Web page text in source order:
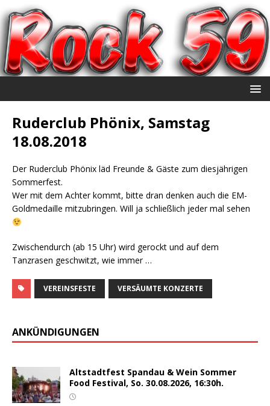
Ruderclub Phönix, Samstag
18.08.2018
Der Ruderclub Phönix läd Freunde & Gäste zum diesjährigen
Sommerfest.
Wer mit dem Achter kommt, bitte dran denken auch die EM-
Goldmedaille mitzubringen. Will ja schließlich jeder mal sehen
Zwischendurch (ab 15 Uhr) wird gerockt und auf dem
Tanzrasen geschwitzt, wie immer …
VEREINSFESTE VERSÄUMTE KONZERTE
ANKÜNDIGUNGEN
Altstadtfest Spandau & Wein Sommer
Food Festival, So. 30.08.2026, 16:30h.